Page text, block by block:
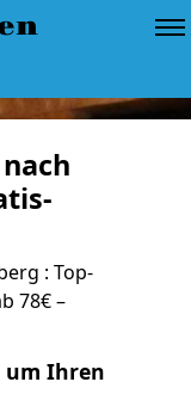
: Top-
78€ –
um Ihren